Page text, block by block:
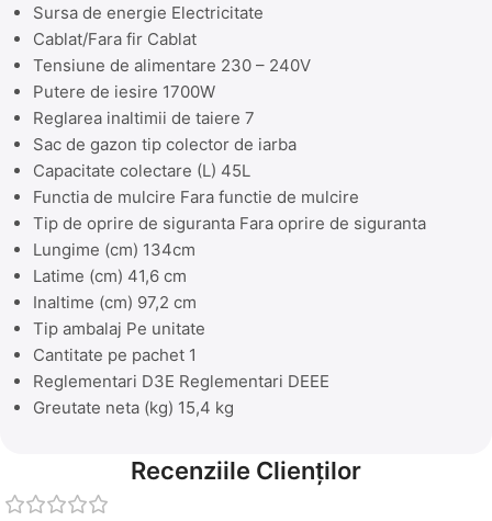
Sursa de energie Electricitate
Cablat/Fara fir Cablat
Tensiune de alimentare 230 – 240V
Putere de iesire 1700W
Reglarea inaltimii de taiere 7
Sac de gazon tip colector de iarba
Capacitate colectare (L) 45L
Functia de mulcire Fara functie de mulcire
Tip de oprire de siguranta Fara oprire de siguranta
Lungime (cm) 134cm
Latime (cm) 41,6 cm
Inaltime (cm) 97,2 cm
Tip ambalaj Pe unitate
Cantitate pe pachet 1
Reglementari D3E Reglementari DEEE
Greutate neta (kg) 15,4 kg
Recenziile Clienților